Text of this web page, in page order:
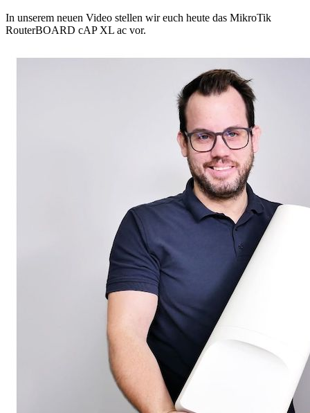
In unserem neuen Video stellen wir euch heute das MikroTik
RouterBOARD cAP XL ac vor.